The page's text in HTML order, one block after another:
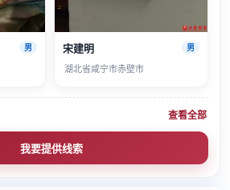
男 宋建明 男
湖北省咸宁市赤壁市
查看全部
我要提供线索